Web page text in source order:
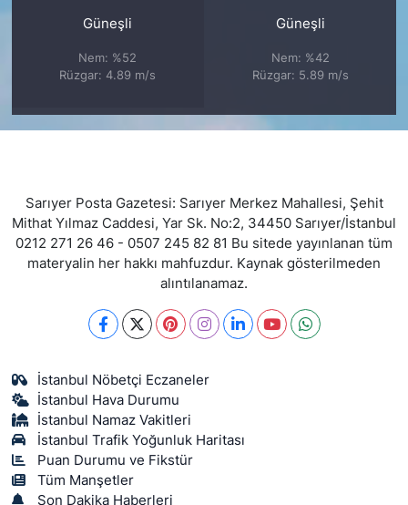
Güneşli
Nem: %52
Rüzgar: 4.89 m/s
Güneşli
Nem: %42
Rüzgar: 5.89 m/s
Sarıyer Posta Gazetesi: Sarıyer Merkez Mahallesi, Şehit
Mithat Yılmaz Caddesi, Yar Sk. No:2, 34450 Sarıyer/İstanbul
0212 271 26 46 - 0507 245 82 81 Bu sitede yayınlanan tüm
materyalin her hakkı mahfuzdur. Kaynak gösterilmeden
alıntılanamaz.
İstanbul Nöbetçi Eczaneler
İstanbul Hava Durumu
İstanbul Namaz Vakitleri
İstanbul Trafik Yoğunluk Haritası
Puan Durumu ve Fikstür
Tüm Manşetler
Son Dakika Haberleri